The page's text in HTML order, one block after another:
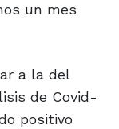
un mes
a la del
de Covid-
positivo